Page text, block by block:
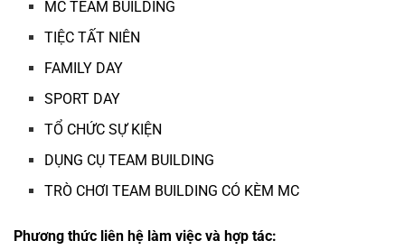
MC TEAM BUILDING
TIỆC TẤT NIÊN
FAMILY DAY
SPORT DAY
TỔ CHỨC SỰ KIỆN
DỤNG CỤ TEAM BUILDING
TRÒ CHƠI TEAM BUILDING CÓ KÈM MC
Phương thức liên hệ làm việc và hợp tác: